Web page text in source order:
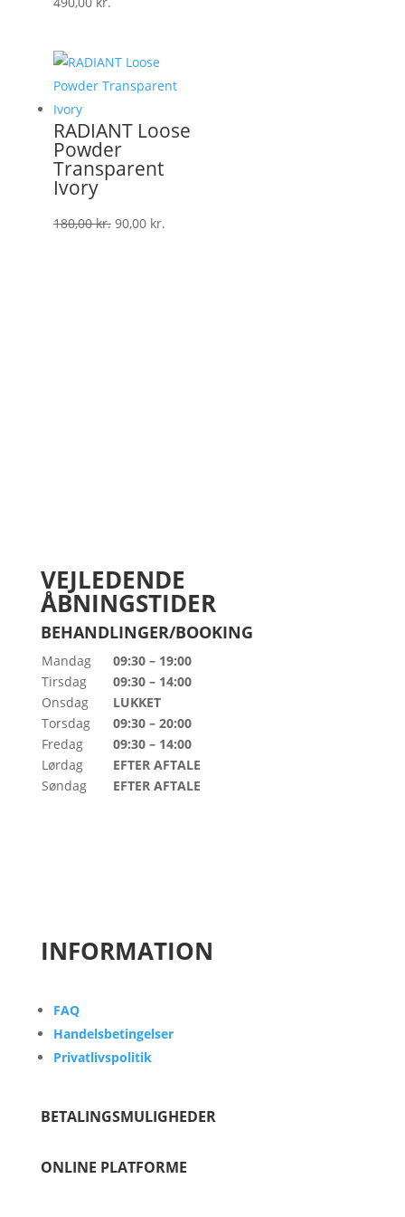
RADIANT Loose
Powder
Transparent
Ivory
180,00kr. Den
90,00 kr.
VEJLEDENDE
ÅBNINGSTIDER
BEHANDLINGER/BOOKING
Mandag
Tirsdag
Onsdag
Torsdag
Fredag
Lørdag
Søndag
09:30 – 19:00
09:30 – 14:00
LUKKET
09:30 – 20:00
09:30 – 14:00
EFTER AFTALE
EFTER AFTALE
INFORMATION
FAQ
Handelsbetingelser
Privatlivspolitik
BETALINGSMULIGHEDER
ONLINE PLATFORME